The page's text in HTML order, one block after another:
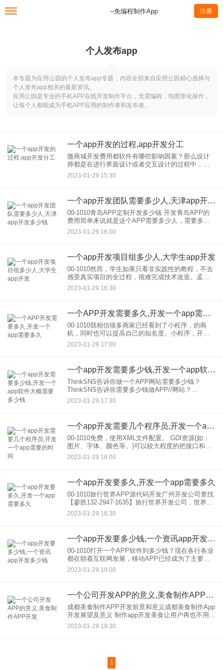
--免编程制作App 注册
个人发布app
本专题为应用公园的个人发布app专题，内容全部来自应用公园精心选择与
个人发布app相关的最新资讯。
应用公园是专业的手机APP在线开发制作平台，无需编程，纯图形化操作，
让每个人都能成为手机APP应用的制作者和发布者。
一个app开发的过程,app开发分工
微商城开发费用都软件有哪些影响因素？那么设计
师都是在进行界面设计或者交互设计的过程中，但
是如果有微商城跟分销，在一起会有更多的费用影
2023-01-29 15:30
一个app开发团队需要多少人,天津app开发多少钱
00-1010青岛APP定制开发多少钱 开发青岛APP的
费用简单来说就是这个APP需要多少人，需要多长
时间，工作人员的工资是多少。APP在外包和开发
2023-01-29 16:00
一个app开发项目组多少人,大学生app开发
00-1010然而，学生如果只看非实践性的教程，不去
感受真实项目的全过程，很难完成技术改造。孟卿
科技平台针对这一学生痛点深挖需求，既兼容教学
2023-01-29 16:30
一个APP开发需要多久,开发一个app需要多久
00-1010我相信很多商家已经看到了小程序，的商
机，同时也可以提高自己的知名度。小程序，开发
的商家也需要知道在小程序开发需要多长时间，下
2023-01-29 17:00
一个app开发需要多少钱,开发一个app软件大概需要多少钱
ThinkSNS告诉你做一个APP网站需要多少钱？
ThinkSNS告诉你需要多少钱做APP//网站？
ThinkSNS告诉你，你需要多少钱做一个APP//网
2023-01-29 17:30
一个app开发需要几个程序员,开发一个app需要的时间
00-1010免费，使用XML文件配置。 GDI资源(如：
图片、字体、颜色等。)可以较大程度的把接口和逻
辑分开，让程序员有更多的时间在软件内部进行逻
2023-01-29 18:00
一个app开发要多久,开发一个app需要多久
00-1010旅行世界APP源代码开发广州开发公司查找
【廖胜132-2947-1635】旅行世界开发公司，世界旅
行APP开发案例，一个在开发的旅行世界需要多少
2023-01-29 18:30
一个app开发要多少钱,一个资讯app开发多少钱
00-1010打开一个APP软件到多少钱？现在各行各业
都在朝着互联网发展，移动APP已经成为了主要的
互联网应用平台。所以无论是现在的电商APP软
2023-01-29 19:00
一个公司开发APP的意义,美食制作APP开发
成都美食制作APP开发前景和意义成都美食制作App
开发展望及意义 制作app开发美食让用户再也不用担
心吃什么和怎么吃了。在企业开发美食制作App中，
2023-01-29 19:30
1